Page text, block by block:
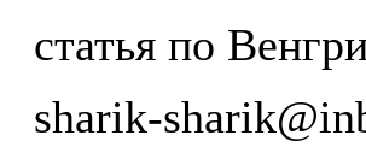
статья по
sharik-